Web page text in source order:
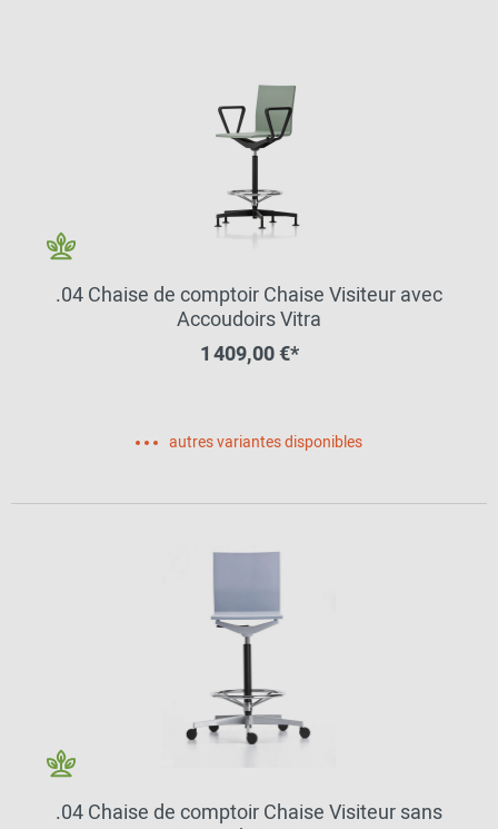
.04 Chaise de comptoir Chaise Visiteur avec
Accoudoirs Vitra
1 409,00 €*
autres variantes disponibles
.04 Chaise de comptoir Chaise Visiteur sans